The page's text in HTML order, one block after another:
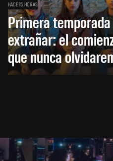
HACE 15 HORAS
Primera
extrañar: el
que nunca